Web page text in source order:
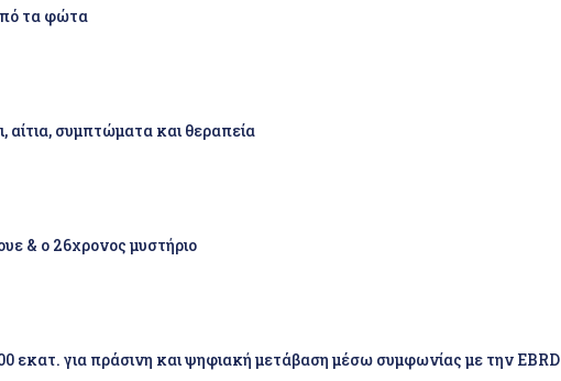
τα φώτα
συμπτώματα και θεραπεία
& ο 26χρονος μυστήριο
εκατ. για πράσινη και ψηφιακή μετάβαση μέσω συμφωνίας με την EBRD